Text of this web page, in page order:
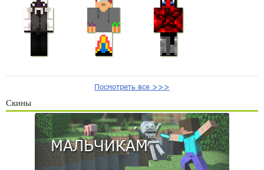
Посмотреть все >>>
Скины
МАЛЬЧИКАМ